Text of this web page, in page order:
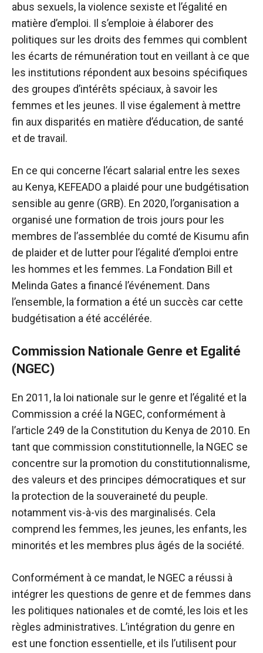
abus sexuels, la violence sexiste et l’égalité en
matière d’emploi. Il s’emploie à élaborer des
politiques sur les droits des femmes qui comblent
les écarts de rémunération tout en veillant à ce que
les institutions répondent aux besoins spécifiques
des groupes d’intérêts spéciaux, à savoir les
femmes et les jeunes. Il vise également à mettre
fin aux disparités en matière d’éducation, de santé
et de travail.
En ce qui concerne l’écart salarial entre les sexes
au Kenya, KEFEADO a plaidé pour une budgétisation
sensible au genre (GRB). En 2020, l’organisation a
organisé une formation de trois jours pour les
membres de l’assemblée du comté de Kisumu afin
de plaider et de lutter pour l’égalité d’emploi entre
les hommes et les femmes. La Fondation Bill et
Melinda Gates a financé l’événement. Dans
l’ensemble, la formation a été un succès car cette
budgétisation a été accélérée.
Commission Nationale Genre et Egalité
(NGEC)
En 2011, la loi nationale sur le genre et l’égalité et la
Commission a créé la NGEC, conformément à
l’article 249 de la Constitution du Kenya de 2010. En
tant que commission constitutionnelle, la NGEC se
concentre sur la promotion du constitutionnalisme,
des valeurs et des principes démocratiques et sur
la protection de la souveraineté du peuple.
notamment vis-à-vis des marginalisés. Cela
comprend les femmes, les jeunes, les enfants, les
minorités et les membres plus âgés de la société.
Conformément à ce mandat, le NGEC a réussi à
intégrer les questions de genre et de femmes dans
les politiques nationales et de comté, les lois et les
règles administratives. L’intégration du genre en
est une fonction essentielle, et ils l’utilisent pour